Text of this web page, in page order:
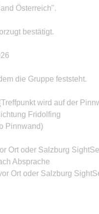
Österreich".
bestätigt.
die Gruppe feststeht.
wird auf der
Fridolfing
Pinnwand)
Ort oder Salzburg
Absprache
Ort oder Salzburg